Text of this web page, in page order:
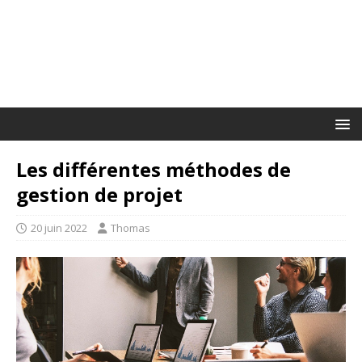
Les différentes méthodes de
gestion de projet
20 juin 2022 Thomas